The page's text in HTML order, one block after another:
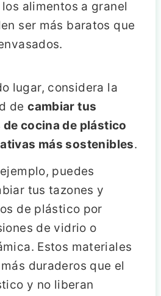
los alimentos a granel
ser más baratos que
lugar, considera la
decambiar tus
cocina de plástico
más sostenibles.
puedes
tus tazones y
de plástico por
de vidrio o
Estos materiales
duraderos que el
y no liberan